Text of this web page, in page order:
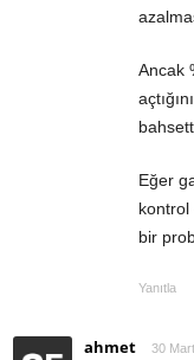
Ancak
Eğer
kontrol
bir
Yanıtla
ahmet 30